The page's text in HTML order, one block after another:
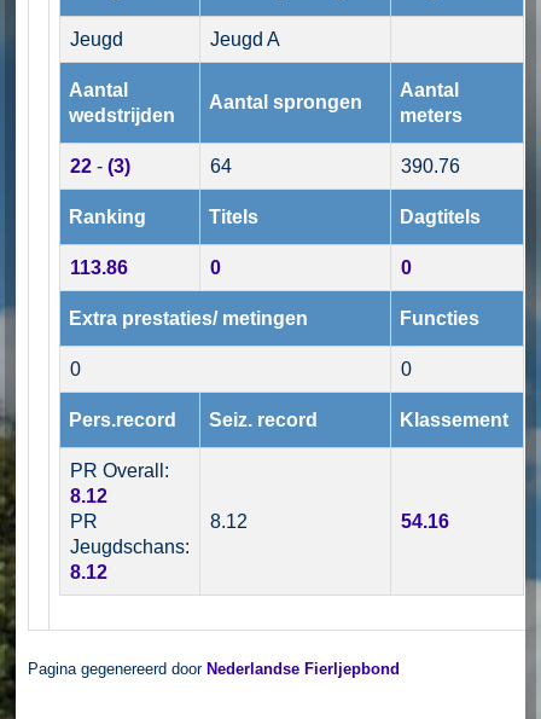
Jeugd Jeugd A
Aantal
wedstrijden
Aantal sprongen
Aantal
meters
22- (3) 64 390.76
Ranking Titels Dagtitels
113.86 0 0
Extra prestaties/ metingen Functies
0 0
Pers.record Seiz. record Klassement
PR Overall:
8.12
PR
Jeugdschans:
8.12
8.12 54.16
Pagina gegenereerd door Nederlandse Fierljepbond